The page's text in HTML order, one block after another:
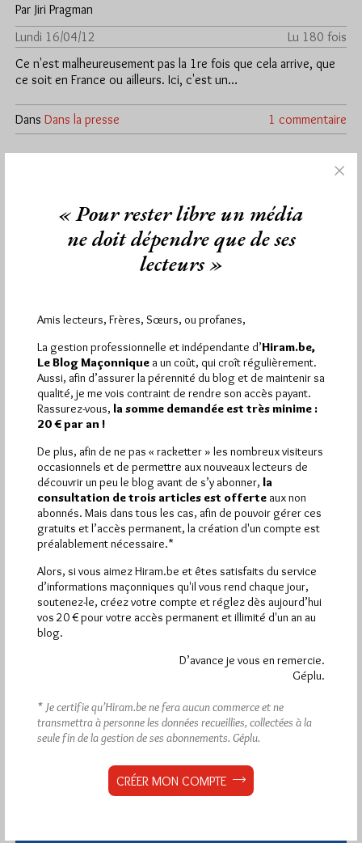
Par Jiri Pragman
Lundi 16/04/12
Lu 180 fois
Ce n'est malheureusement pas la 1re fois que cela arrive, que
ce soit en France ou ailleurs. Ici, c'est un…
Dans Dans la presse 1 commentaire
Hier jeudi 6 août 2026, Hiram.be a reçu 1 672 visites
2 608 pagesont été lues (Source : Pirsch.io)
Plus d’informations
Abonnement aux Newsletters - RSS
« Pour rester libre un média
ne doit dépendre que de ses
lecteurs »
Amis lecteurs, Frères, Sœurs, ou profanes,
La gestion professionnelle et indépendante d’Hiram.be,
Le Blog Maçonnique a un coût, qui croît régulièrement.
Aussi, afin d’assurer la pérennité du blog et de maintenir sa
qualité, je me vois contraint de rendre son accès payant.
Rassurez-vous, la somme demandée est très minime :
20 € par an !
De plus, afin de ne pas « racketter » les nombreux visiteurs
occasionnels et de permettre aux nouveaux lecteurs de
découvrir un peu le blog avant de s’y abonner, la
consultation de trois articles est offerte aux non
abonnés. Mais dans tous les cas, afin de pouvoir gérer ces
gratuits et l’accès permanent, la création d'un compte est
préalablement nécessaire.*
Alors, si vous aimez Hiram.be et êtes satisfaits du service
d’informations maçonniques qu'il vous rend chaque jour,
soutenez-le, créez votre compte et réglez dès aujourd’hui
vos 20 € pour votre accès permanent et illimité d'un an au
blog.
D’avance je vous en remercie.
Géplu.
* Je certifie qu’Hiram.be ne fera aucun commerce et ne
transmettra à personne les données recueillies, collectées à la
seule fin de la gestion de ses abonnements. Géplu.
CRÉER MON COMPTE